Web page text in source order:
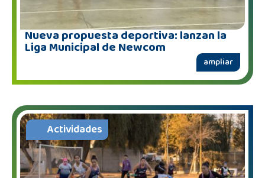
Nueva propuesta deportiva: lanzan la
Liga Municipal de Newcom
ampliar
Actividades